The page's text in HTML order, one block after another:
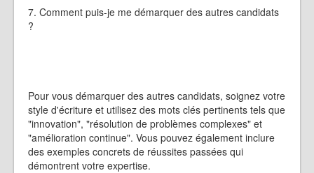
7. Comment puis-je me démarquer des autres candidats
?
Pour vous démarquer des autres candidats, soignez votre
style d'écriture et utilisez des mots clés pertinents tels que
"innovation", "résolution de problèmes complexes" et
"amélioration continue". Vous pouvez également inclure
des exemples concrets de réussites passées qui
démontrent votre expertise.